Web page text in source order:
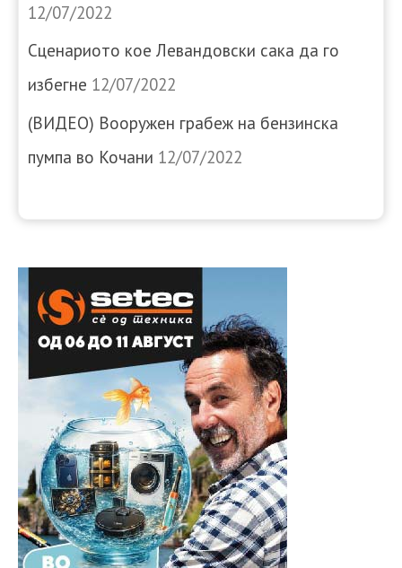
12/07/2022
Сценариото кое Левандовски сака да го
избегне 12/07/2022
(ВИДЕО) Вооружен грабеж на бензинска
пумпа во Кочани 12/07/2022